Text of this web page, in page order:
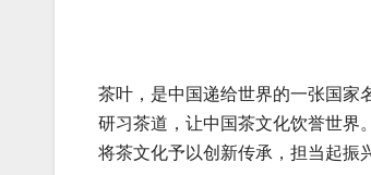
茶叶，是中国递给世界的一张国家
研习茶道，让中国茶文化饮誉世界
将茶文化予以创新传承，担当起振